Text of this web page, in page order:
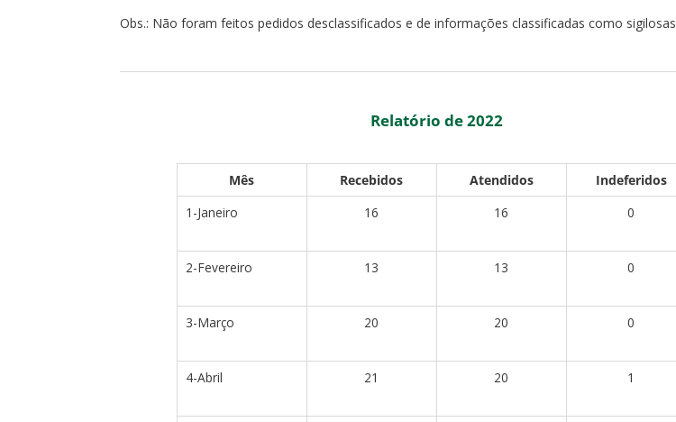
Obs.: Não foram feitos pedidos desclassificados e de informações classificadas como sigilosas
Relatório de 2022
Mês Recebidos Atendidos
Indeferidos
1-Janeiro
16 16 0
2-Fevereiro 13 13 0
3-Março 20 20 0
4-Abril 21 20 1